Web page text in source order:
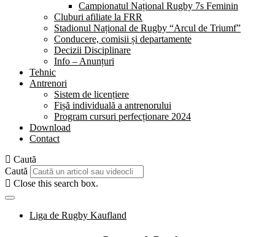
Campionatul Național Rugby 7s Feminin
Cluburi afiliate la FRR
Stadionul Național de Rugby “Arcul de Triumf”
Conducere, comisii și departamente
Decizii Disciplinare
Info – Anunțuri
Tehnic
Antrenori
Sistem de licențiere
Fișă individuală a antrenorului
Program cursuri perfecționare 2024
Download
Contact
Caută
Caută
Close this search box.
Liga de Rugby Kaufland